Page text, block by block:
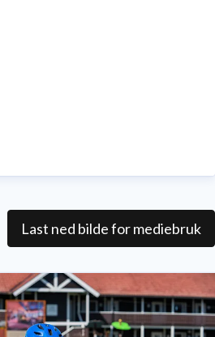
Last ned bilde for mediebruk